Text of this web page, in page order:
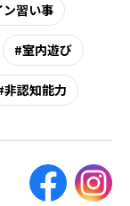
習い事
室内遊び
非認知能力